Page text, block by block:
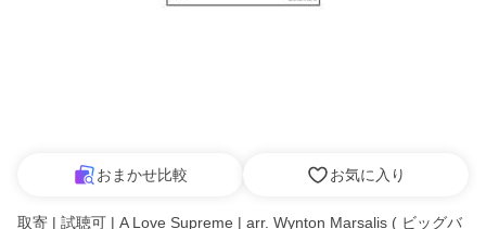
おまかせ比較 お気に入り
取寄 | 試聴可 | A Love Supreme | arr. Wynton Marsalis ( ビッグバ